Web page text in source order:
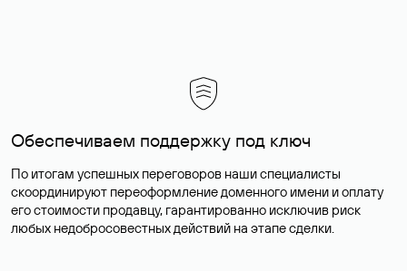
Обеспечиваем поддержку под ключ
По итогам успешных переговоров наши специалисты
скоординируют переоформление доменного имени и оплату
его стоимости продавцу, гарантированно исключив риск
любых недобросовестных действий на этапе сделки.